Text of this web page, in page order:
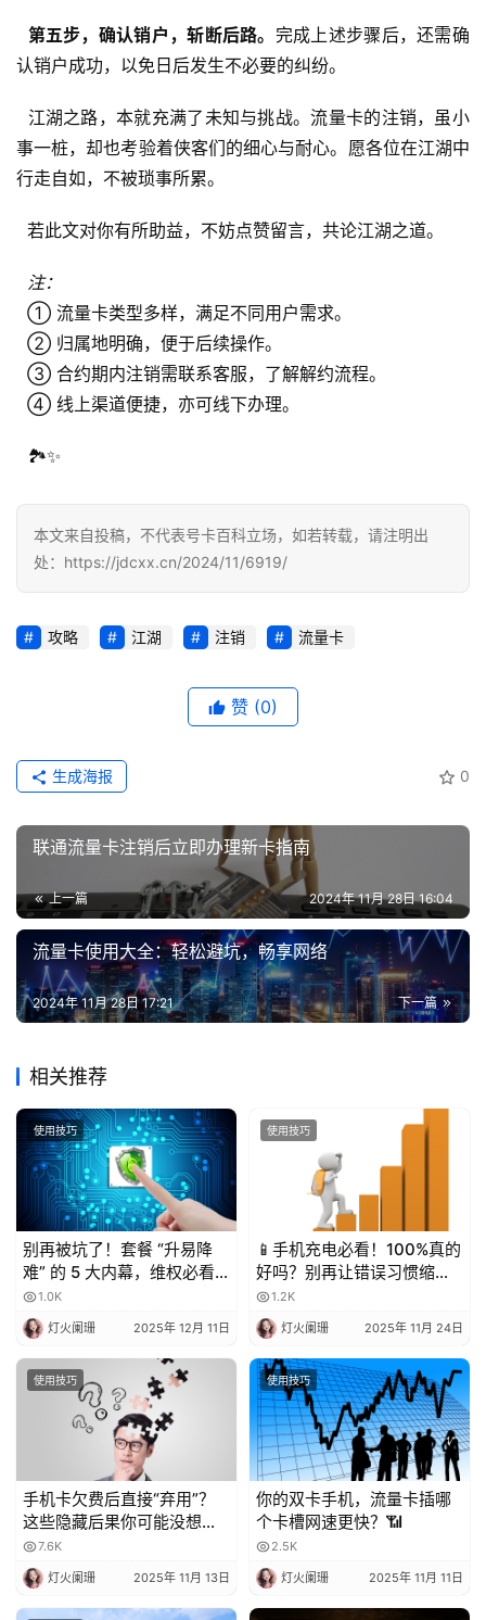
号
卡
百
防
诈
识
行
业
资
讯
量
荐
号
码
认
值
业
投稿
第五步，确认销户，斩断后路。 完成上述步骤后，还需确
认销户成功，以免日后发生不必要的纠纷。
事一桩，却也考验着侠客们的细心与耐心。愿各位在江湖中
行走自如，不被琐事所累。
  若此文对你有所助益，不妨点赞留言，共论江湖之道。
注：
  ① 流量卡类型多样，满足不同用户需求。
  ② 归属地明确，便于后续操作。
  ③ 合约期内注销需联系客服，了解解约流程。
  ④ 线上渠道便捷，亦可线下办理。
  🏞️✨
本文来自投稿，不代表号卡百科立场，如若转载，请注明出
处：https://jdcxx.cn/2024/11/6919/
攻略 江湖 注销 流量卡
赞 (0)
0
生成海报
联通流量卡注销后立即办理新卡指南
上一篇 2024年 11月 28日 16:04
流量卡使用大全：轻松避坑，畅享网络
下一篇
2024年 11月 28日 17:21
相关推荐
使用技巧
别再被坑了！套餐 “升易降
难” 的 5 大内幕，维权必看
💥1.0K
灯火阑珊 2025年 12月 11日
使用技巧
📱手机充电必看！100%真的
好吗？别再让错误习惯缩短
电池寿命！
1.2K
灯火阑珊 2025年 11月 24日
使用技巧
手机卡欠费后直接“弃用”？
这些隐藏后果你可能没想
到！
7.6K
灯火阑珊 2025年 11月 13日
使用技巧
你的双卡手机，流量卡插哪
个卡槽网速更快？📶
2.5K
灯火阑珊 2025年 11月 11日